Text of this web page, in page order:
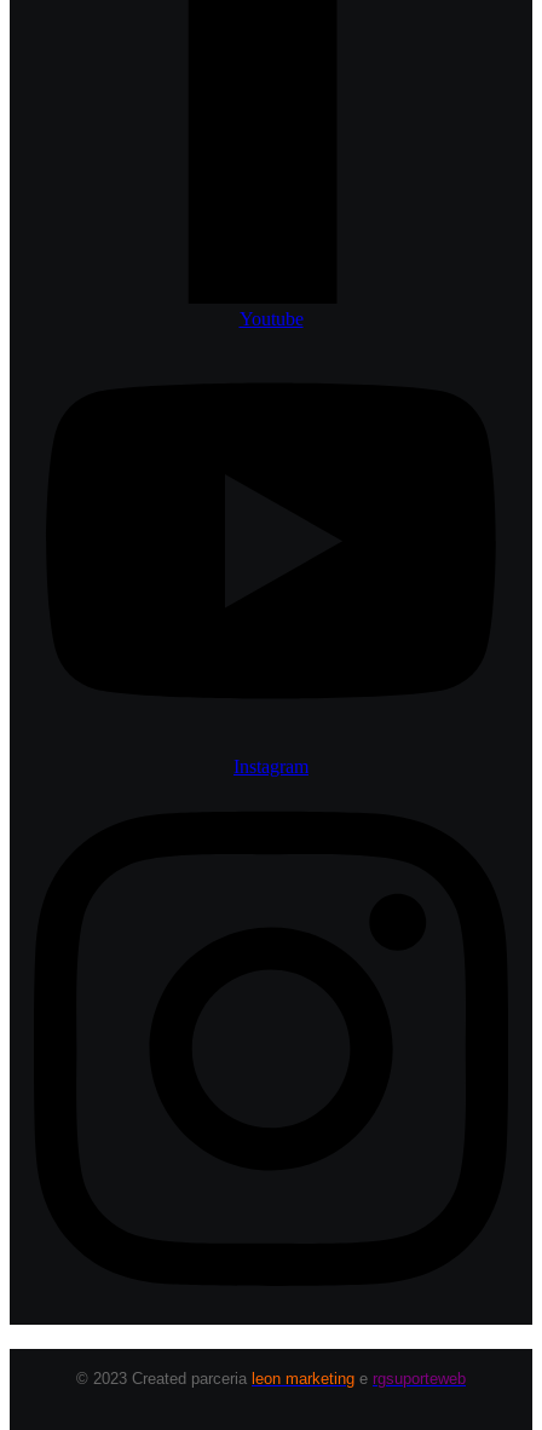
Youtube
Instagram
© 2023 Created parceria leon marketing e rgsuporteweb